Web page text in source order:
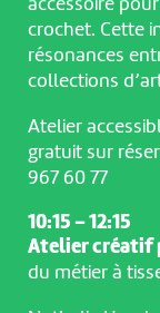
accessoire
crochet. Cette
résonances
collections
Atelier
gratuit sur
967 60 77
10:15 – 12:15
Atelier créatif
du métier à